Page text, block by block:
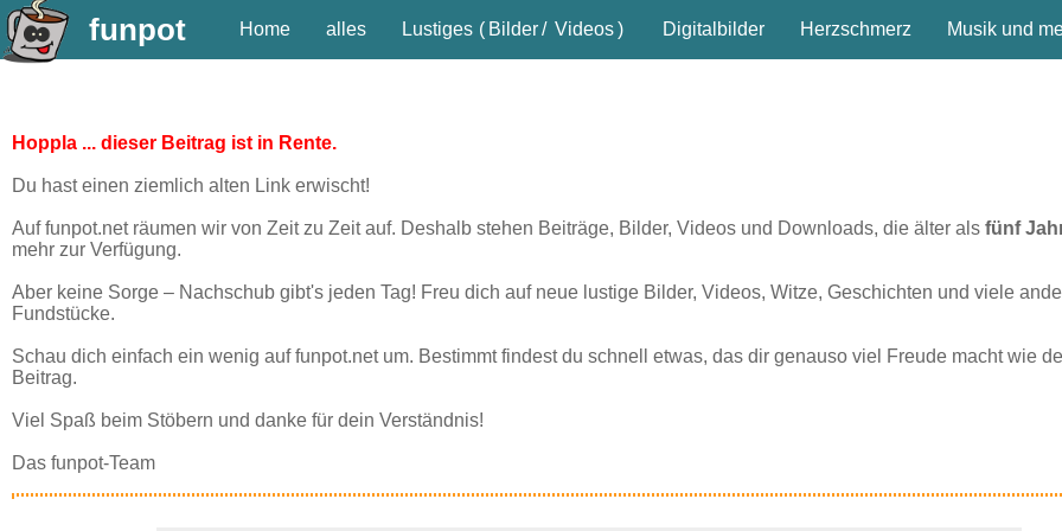
funpot Home alles Lustiges ( Bilder/ Videos) Digitalbilder Herzschmerz Musik und
Hoppla ... dieser Beitrag ist in Rente.
Du hast einen ziemlich alten Link erwischt!
Auf funpot.net räumen wir von Zeit zu Zeit auf. Deshalb stehen Beiträge, Bilder, Videos und Downloads, die älter als fünf
mehr zur Verfügung.
Aber keine Sorge – Nachschub gibt's jeden Tag! Freu dich auf neue lustige Bilder, Videos, Witze, Geschichten und viele
Fundstücke.
Schau dich einfach ein wenig auf funpot.net um. Bestimmt findest du schnell etwas, das dir genauso viel Freude macht wie
Beitrag.
Viel Spaß beim Stöbern und danke für dein Verständnis!
Das funpot-Team